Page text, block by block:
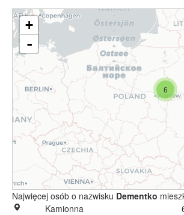
6
+
-
Najwięcej osób o nazwisku Dementko
Kamionna